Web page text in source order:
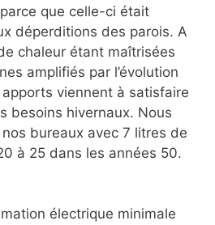
que celle-ci était
déperditions des parois. A
chaleur étant maîtrisées
amplifiés par l’évolution
viennent à satisfaire
besoins hivernaux. Nous
bureaux avec 7 litres de
à 25 dans les années 50.
électrique minimale